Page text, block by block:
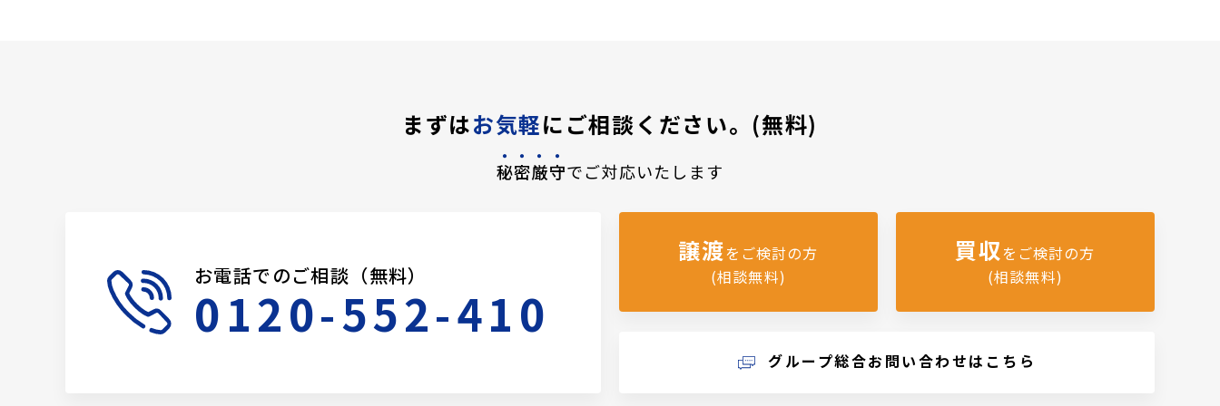
まずはお気軽にご相談ください。(無料)
秘密厳守でご対応いたします
お電話でのご相談（無料）
0120-552-410
譲渡をご検討の方
(相談無料)
買収をご検討の方
(相談無料)
グループ総合お問い合わせはこちら